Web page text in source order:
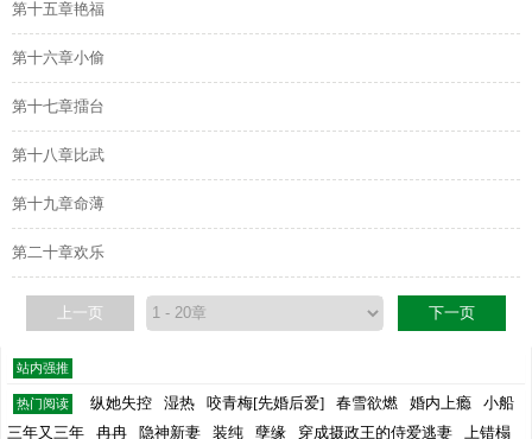
第十五章艳福
第十六章小偷
第十七章擂台
第十八章比武
第十九章命薄
第二十章欢乐
上一页 下一页
站内强推
热门阅读 纵她失控 湿热 咬青梅[先婚后爱] 春雪欲燃 婚内上瘾
小船
三年又三年
冉冉 隐神新妻 装纯 孽缘 穿成摄政王的侍爱逃妻
上错榻